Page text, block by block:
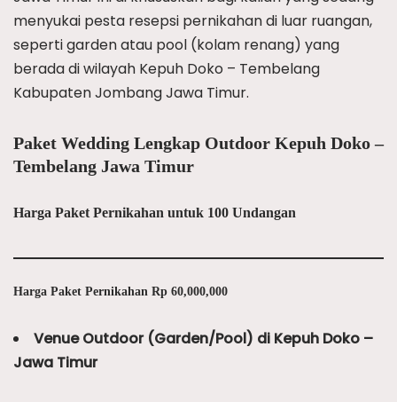
menyukai pesta resepsi pernikahan di luar ruangan,
seperti garden atau pool (kolam renang) yang
berada di wilayah Kepuh Doko – Tembelang
Kabupaten Jombang Jawa Timur.
Paket Wedding Lengkap Outdoor Kepuh Doko –
Tembelang Jawa Timur
Harga Paket Pernikahan untuk 100 Undangan
Harga Paket Pernikahan Rp 60,000,000
Venue Outdoor (Garden/Pool) di Kepuh Doko –
Jawa Timur